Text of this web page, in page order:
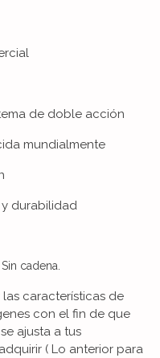
de doble acción
mundialmente
durabilidad
cadena.
las características de
con el fin de que
ajusta a tus
( Lo anterior para